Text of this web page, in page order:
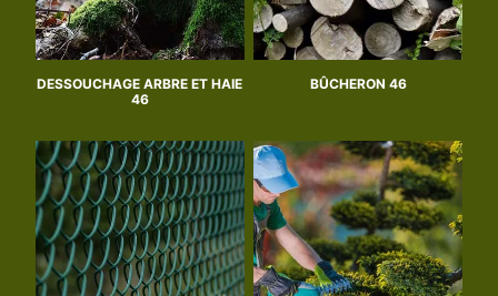
DESSOUCHAGE ARBRE ET HAIE
46
BÛCHERON 46